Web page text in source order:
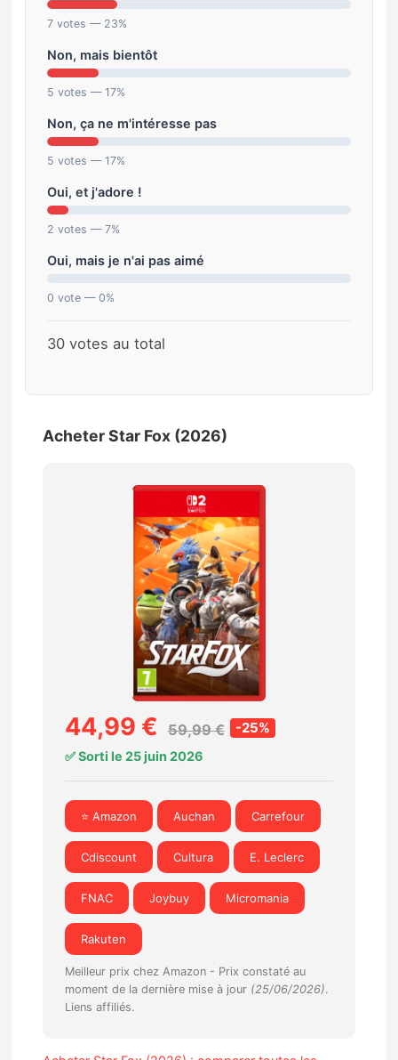
7 votes — 23%
Non, mais bientôt
5 votes — 17%
Non, ça ne m'intéresse pas
5 votes — 17%
Oui, et j'adore !
2 votes — 7%
Oui, mais je n'ai pas aimé
0 vote — 0%
30 votes au total
Acheter Star Fox (2026)
44,99 € 59,99 € -25%
✅ Sorti le 25 juin 2026
⭐ Amazon Auchan Carrefour
Cdiscount Cultura E. Leclerc
FNAC Joybuy Micromania
Rakuten
Meilleur prix chez Amazon - Prix constaté au
moment de la dernière mise à jour (25/06/2026).
Liens affiliés.